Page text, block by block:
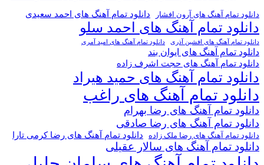
دانلود تمام آهنگ های آرون افشار دانلود تمام آهنگ های احمد سعیدی
دانلود تمام آهنگ های احمد سلو
دانلود تمام آهنگ های افشین آذری دانلود تمام آهنگ های امید آمری
دانلود تمام آهنگ های ایوان بند
دانلود تمام آهنگ های حجت اشرف زاده
دانلود تمام آهنگ های حمید هیراد
دانلود تمام آهنگ های راغب
دانلود تمام آهنگ های رضا بهرام
دانلود تمام آهنگ های رضا صادقی
دانلود تمام آهنگ های رضا ملک زاده دانلود تمام آهنگ های رضا کرمی تارا
دانلود تمام آهنگ های سالار عقیلی